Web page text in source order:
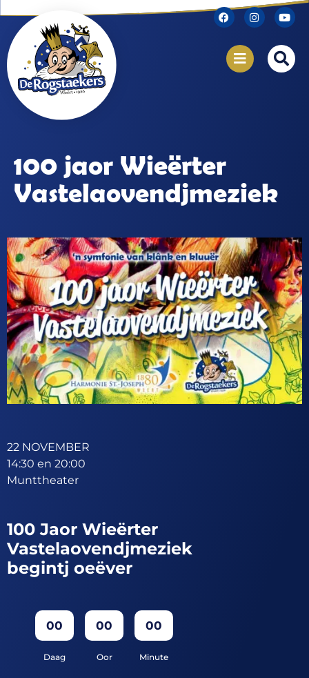
100 jaor Wieërter
Vastelaovendjmeziek
22 NOVEMBER
14:30 en 20:00
Munttheater
100 Jaor Wieërter
Vastelaovendjmeziek
begintj oeëver
00
Daag
00
Oor
00
Minute